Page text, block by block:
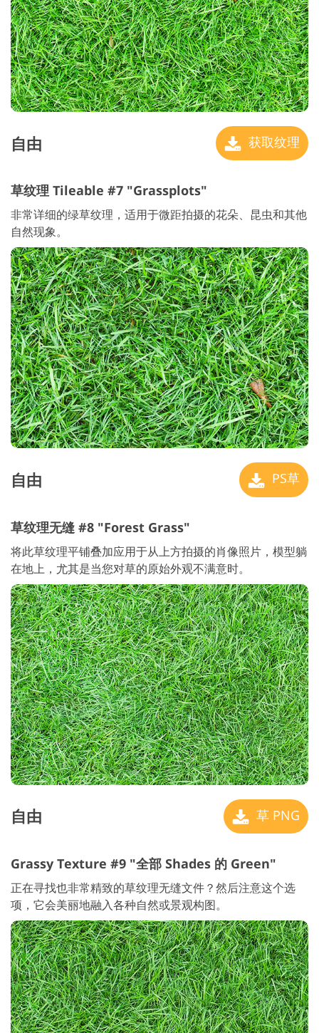
自由 获取纹理
草纹理 Tileable #7 "Grassplots"
非常详细的绿草纹理，适用于微距拍摄的花朵、昆虫和其他
自然现象。
自由 PS草
草纹理无缝 #8 "Forest Grass"
将此草纹理平铺叠加应用于从上方拍摄的肖像照片，模型躺
在地上，尤其是当您对草的原始外观不满意时。
自由 草 PNG
Grassy Texture #9 "全部 Shades 的 Green"
正在寻找也非常精致的草纹理无缝文件？然后注意这个选
项，它会美丽地融入各种自然或景观构图。